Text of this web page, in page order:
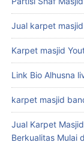
Jual karpet
Karpet masjid
Link Bio Alhusna
karpet masjid
Jual Karpet
Berkualitas Mulai